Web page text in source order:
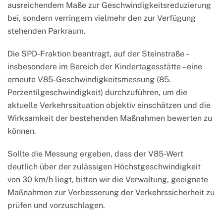
ausreichendem Maße zur Geschwindigkeitsreduzierung
bei, sondern verringern vielmehr den zur Verfügung
stehenden Parkraum.
Die SPD-Fraktion beantragt, auf der Steinstraße –
insbesondere im Bereich der Kindertagesstätte – eine
erneute V85-Geschwindigkeitsmessung (85.
Perzentilgeschwindigkeit) durchzuführen, um die
aktuelle Verkehrssituation objektiv einschätzen und die
Wirksamkeit der bestehenden Maßnahmen bewerten zu
können.
Sollte die Messung ergeben, dass der V85-Wert
deutlich über der zulässigen Höchstgeschwindigkeit
von 30 km/h liegt, bitten wir die Verwaltung, geeignete
Maßnahmen zur Verbesserung der Verkehrssicherheit zu
prüfen und vorzuschlagen.